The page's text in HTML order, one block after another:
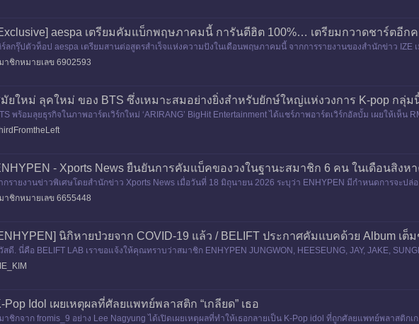
aespa เตรียมคัมแบ็กพฤษภาคมนี้ การันตีฮิต 100%… เตรียมกวาดชาร์ตอีกค
ร์ลกรุ๊ปตัวท็อป aespa เตรียมสานต่อสูตรสำเร็จแห่งความปังในเดือนพฤษภาคมนี้ จากการรายงานของสำนักข่าว IZE
ง) กำลังอยู่ในช่วงเตรียมตัวอย่
าชิกหมายเลข 6902593
ยใหม่ ลุคใหม่ ของ BTS ซึ่งเหมาะสมอย่างยิ่งสำหรับยักษ์ใหญ่แห่งวงการ K-pop กลุ่ม
พร้อมลุยธุรกิจในภาพอาร์ตเวิร์กใหม่ ‘ARIRANG’ BigHit Entertainment ได้แชร์ภาพอาร์ตเวิร์กอัลบั้ม เผยให้เห็น
บและดูจริงจังในชุดสูท
- Xports News ยืนยันการคัมแบ็คของวงในฐานะสมาชิก 6 คน ในเดือนสิงห
กรายงานข่าวพิเศษโดยสำนักข่าว Xports News เมื่อวันที่ 18 มิถุนายน 2026 ระบุว่า ENHYPEN มีกำหนดการจะป
กลับมาปล่อยผลงานเพลงในรอบ 7 เดือน นับ
าชิกหมายเลข 6655448
นิกิหายป่วยจาก COVID-19 แล้ว / BELIFT ประกาศคัมแบคด้วย Album เ
สดี. นี่คือ BELIFT LAB เราขอแจ้งให้คุณทราบว่าสมาชิก ENHYPEN JUNGWON, HEESEUNG, JAY, JAKE,
19 โดยสมบูรณ์และออกจากสถานบำบัดรักษาแล้ว และไม่ได้กัก
Pop Idol เผยเหตุผลที่ศัลยแพทย์พลาสติก “เกลียด” เธอ
าชิกจาก fromis_9 อย่าง Lee Nagyung ได้เปิดเผยเหตุผลที่ทำให้เธอกลายเป็น K-Pop idol ที่ถูกศัลยแพทย์พลาสติกเ